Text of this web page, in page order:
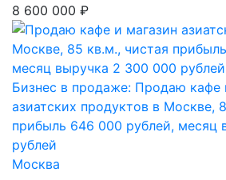
8 600 000 ₽
Бизнес в продаже: Продаю кафе
азиатских продуктов в Москве,
прибыль 646 000 рублей, месяц
рублей
Москва